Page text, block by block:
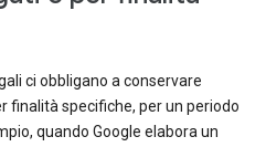
ci obbligano a conservare
specifiche, per un periodo
quando Google elabora un